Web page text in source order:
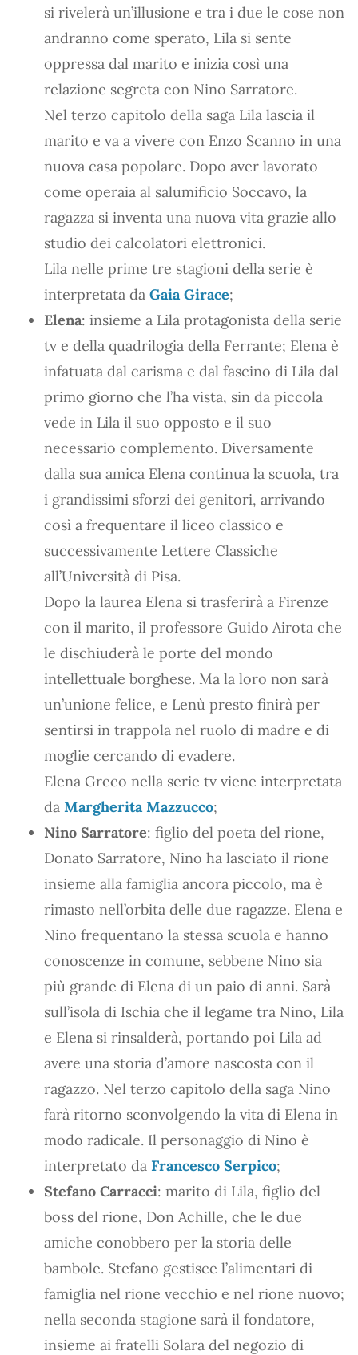
si rivelerà un’illusione e tra i due le cose non
andranno come sperato, Lila si sente
oppressa dal marito e inizia così una
relazione segreta con Nino Sarratore.
Nel terzo capitolo della saga Lila lascia il
marito e va a vivere con Enzo Scanno in una
nuova casa popolare. Dopo aver lavorato
come operaia al salumificio Soccavo, la
ragazza si inventa una nuova vita grazie allo
studio dei calcolatori elettronici.
Lila nelle prime tre stagioni della serie è
interpretata da Gaia Girace;
Elena: insieme a Lila protagonista della serie
tv e della quadrilogia della Ferrante; Elena è
infatuata dal carisma e dal fascino di Lila dal
primo giorno che l’ha vista, sin da piccola
vede in Lila il suo opposto e il suo
necessario complemento. Diversamente
dalla sua amica Elena continua la scuola, tra
i grandissimi sforzi dei genitori, arrivando
così a frequentare il liceo classico e
successivamente Lettere Classiche
all’Università di Pisa.
Dopo la laurea Elena si trasferirà a Firenze
con il marito, il professore Guido Airota che
le dischiuderà le porte del mondo
intellettuale borghese. Ma la loro non sarà
un’unione felice, e Lenù presto finirà per
sentirsi in trappola nel ruolo di madre e di
moglie cercando di evadere.
Elena Greco nella serie tv viene interpretata
da Margherita Mazzucco;
Nino Sarratore: figlio del poeta del rione,
Donato Sarratore, Nino ha lasciato il rione
insieme alla famiglia ancora piccolo, ma è
rimasto nell’orbita delle due ragazze. Elena e
Nino frequentano la stessa scuola e hanno
conoscenze in comune, sebbene Nino sia
più grande di Elena di un paio di anni. Sarà
sull’isola di Ischia che il legame tra Nino, Lila
e Elena si rinsalderà, portando poi Lila ad
avere una storia d’amore nascosta con il
ragazzo. Nel terzo capitolo della saga Nino
farà ritorno sconvolgendo la vita di Elena in
modo radicale. Il personaggio di Nino è
interpretato da Francesco Serpico;
Stefano Carracci: marito di Lila, figlio del
boss del rione, Don Achille, che le due
amiche conobbero per la storia delle
bambole. Stefano gestisce l’alimentari di
famiglia nel rione vecchio e nel rione nuovo;
nella seconda stagione sarà il fondatore,
insieme ai fratelli Solara del negozio di